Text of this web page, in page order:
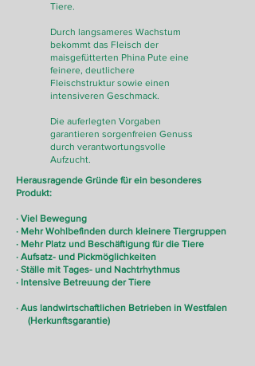
Tiere.
Durch langsameres Wachstum
bekommt das Fleisch der
maisgefütterten Phina Pute eine
feinere, deutlichere
Fleischstruktur sowie einen
intensiveren Geschmack.
Die auferlegten Vorgaben
garantieren sorgenfreien Genuss
durch verantwortungsvolle
Aufzucht.
Herausragende Gründe für ein besonderes
Produkt:
· Viel Bewegung
· Mehr Wohlbefinden durch kleinere Tiergruppen
· Mehr Platz und Beschäftigung für die Tiere
· Aufsatz- und Pickmöglichkeiten
· Ställe mit Tages- und Nachtrhythmus
· Intensive Betreuung der Tiere
· Aus landwirtschaftlichen Betrieben in Westfalen
(Herkunftsgarantie)